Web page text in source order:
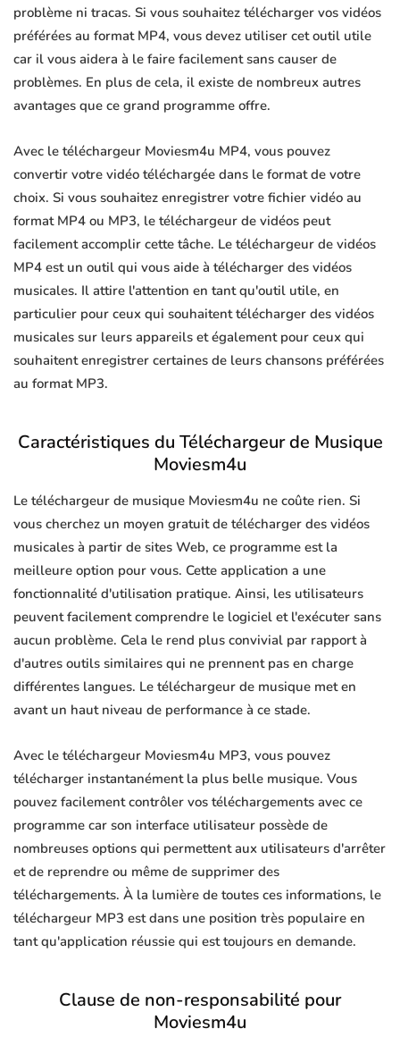
problème ni tracas. Si vous souhaitez télécharger vos vidéos
préférées au format MP4, vous devez utiliser cet outil utile
car il vous aidera à le faire facilement sans causer de
problèmes. En plus de cela, il existe de nombreux autres
avantages que ce grand programme offre.
Avec le téléchargeur Moviesm4u MP4, vous pouvez
convertir votre vidéo téléchargée dans le format de votre
choix. Si vous souhaitez enregistrer votre fichier vidéo au
format MP4 ou MP3, le téléchargeur de vidéos peut
facilement accomplir cette tâche. Le téléchargeur de vidéos
MP4 est un outil qui vous aide à télécharger des vidéos
musicales. Il attire l'attention en tant qu'outil utile, en
particulier pour ceux qui souhaitent télécharger des vidéos
musicales sur leurs appareils et également pour ceux qui
souhaitent enregistrer certaines de leurs chansons préférées
au format MP3.
Caractéristiques du Téléchargeur de Musique
Moviesm4u
Le téléchargeur de musique Moviesm4u ne coûte rien. Si
vous cherchez un moyen gratuit de télécharger des vidéos
musicales à partir de sites Web, ce programme est la
meilleure option pour vous. Cette application a une
fonctionnalité d'utilisation pratique. Ainsi, les utilisateurs
peuvent facilement comprendre le logiciel et l'exécuter sans
aucun problème. Cela le rend plus convivial par rapport à
d'autres outils similaires qui ne prennent pas en charge
différentes langues. Le téléchargeur de musique met en
avant un haut niveau de performance à ce stade.
Avec le téléchargeur Moviesm4u MP3, vous pouvez
télécharger instantanément la plus belle musique. Vous
pouvez facilement contrôler vos téléchargements avec ce
programme car son interface utilisateur possède de
nombreuses options qui permettent aux utilisateurs d'arrêter
et de reprendre ou même de supprimer des
téléchargements. À la lumière de toutes ces informations, le
téléchargeur MP3 est dans une position très populaire en
tant qu'application réussie qui est toujours en demande.
Clause de non-responsabilité pour
Moviesm4u